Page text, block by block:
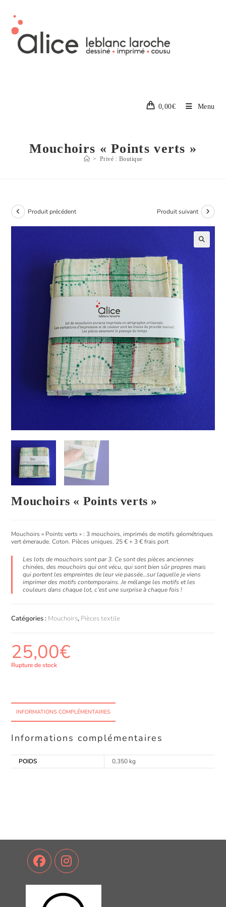
0,00€ Menu
Mouchoirs « Points verts »
> Privé : Boutique
Produit précédent Produit suivant
Mouchoirs « Points verts »
Mouchoirs « Points verts » : 3 mouchoirs, imprimés de motifs géométriques
vert émeraude. Coton. Pièces uniques. 25 € + 3 € frais port
Les lots de mouchoirs sont par 3. Ce sont des pièces anciennes
chinées, des mouchoirs qui ont vécu, qui sont bien sûr propres mais
qui portent les empreintes de leur vie passée…sur laquelle je viens
imprimer des motifs contemporains. Je mélange les motifs et les
couleurs dans chaque lot, c’est une surprise à chaque fois !
Catégories : Mouchoirs, Pièces textile
25,00€
Rupture de stock
INFORMATIONS COMPLÉMENTAIRES
Informations complémentaires
POIDS 0,350 kg